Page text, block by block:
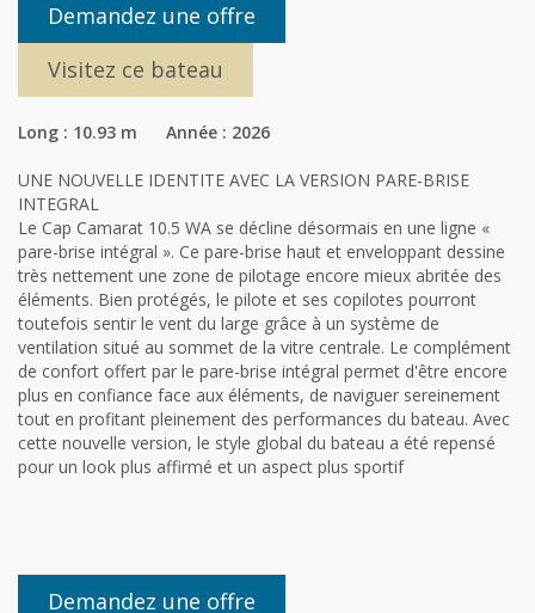
Demandez une offre
Visitez ce bateau
Long : 10.93 m Année : 2026
UNE NOUVELLE IDENTITE AVEC LA VERSION PARE-BRISE
INTEGRAL
Le Cap Camarat 10.5 WA se décline désormais en une ligne «
pare-brise intégral ». Ce pare-brise haut et enveloppant dessine
très nettement une zone de pilotage encore mieux abritée des
éléments. Bien protégés, le pilote et ses copilotes pourront
toutefois sentir le vent du large grâce à un système de
ventilation situé au sommet de la vitre centrale. Le complément
de confort offert par le pare-brise intégral permet d'être encore
plus en confiance face aux éléments, de naviguer sereinement
tout en profitant pleinement des performances du bateau. Avec
cette nouvelle version, le style global du bateau a été repensé
pour un look plus affirmé et un aspect plus sportif
Demandez une offre